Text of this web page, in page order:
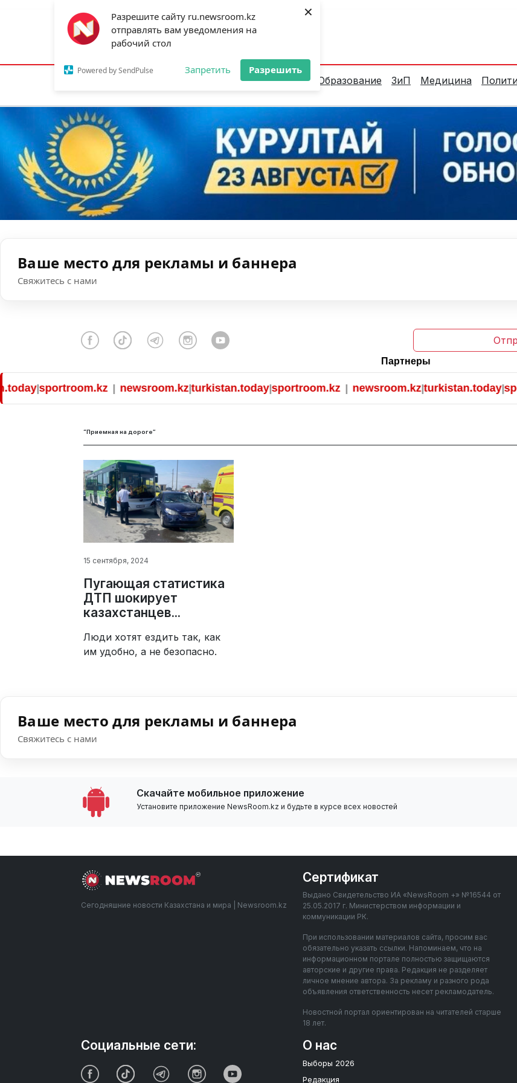
Разрешите сайту ru.newsroom.kz
отправлять вам уведомления на
рабочий стол
Powered by SendPulse Запретить Разрешить
×
Астана:14°C Алматы:23°C Шымкент:
Новости Аналитика Образование ЗиП Медицина
Ваше место для рекламы и баннера
Свяжитесь с нами
Партнеры
|sportroom.kz|newsroom.kz|turkistan.today|sportroom.kz|newsroom.kz|turkistan.today|
“Приемная на дороге”
15 сентября, 2024
Пугающая статистика
ДТП шокирует
казахстанцев...
Люди хотят ездить так, как
им удобно, а не безопасно.
Ваше место для рекламы и баннера
Свяжитесь с нами
Скачайте мобильное приложение
Установите приложение NewsRoom.kz и будьте в курсе всех новостей
Сегодняшние новости Казахстана и мира | Newsroom.kz
Сертификат
Выдано Свидетельство ИА «NewsRoom +» №16544 от
25.05.2017 г. Министерством информации и
коммуникации РК.
При использовании материалов сайта, просим вас
обязательно указать ссылки. Напоминаем, что на
информационном портале полностью защищаются
авторские и другие права. Редакция не разделяет
личное мнение автора. За рекламу и разного рода
объявления ответственность несет рекламодатель.
Новостной портал ориентирован на читателей старше
18 лет.
О нас
Выборы 2026
Редакция
Социальные сети: